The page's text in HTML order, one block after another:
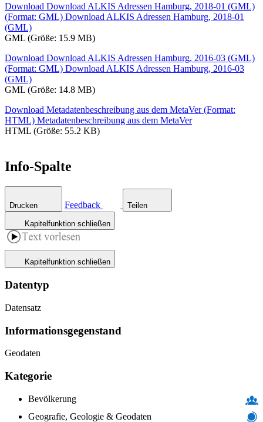
Download Download ALKIS Adressen Hamburg, 2018-01 (GML)
(Format: GML) Download ALKIS Adressen Hamburg, 2018-01
(GML)
GML (Größe: 15.9 MB)
Download Download ALKIS Adressen Hamburg, 2016-03 (GML)
(Format: GML) Download ALKIS Adressen Hamburg, 2016-03
(GML)
GML (Größe: 14.8 MB)
Download Metadatenbeschreibung aus dem MetaVer (Format:
HTML) Metadatenbeschreibung aus dem MetaVer
HTML (Größe: 55.2 KB)
Info-Spalte
Drucken Feedback Teilen
Kapitelfunktion schließen
Kapitelfunktion schließen
Datentyp
Datensatz
Informations­gegenstand
Geodaten
Kategorie
Bevölkerung
Geografie, Geologie & Geodaten